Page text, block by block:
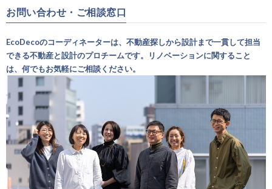
お問い合わせ・ご相談窓口
EcoDecoのコーディネーターは、不動産探しから設計まで一貫して担当
できる不動産と設計のプロチームです。リノベーションに関すること
は、何でもお気軽にご相談ください。